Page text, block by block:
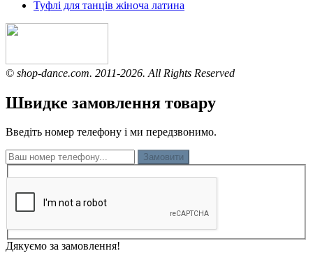
Туфлі для танців жіноча латина
© shop-dance.com. 2011-2026. All Rights Reserved
Швидке замовлення товару
Введіть номер телефону і ми передзвонимо.
Замовити
Дякуємо за замовлення!